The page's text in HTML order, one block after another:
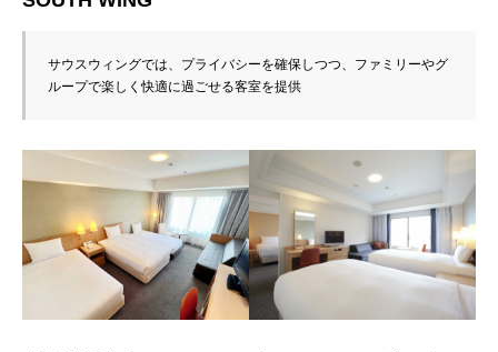
サウスウィングでは、プライバシーを確保しつつ、ファミリーやグ
ループで楽しく快適に過ごせる客室を提供